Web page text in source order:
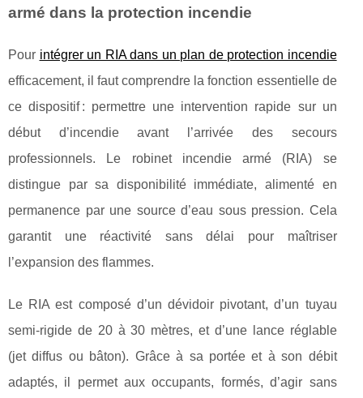
armé dans la protection incendie
Pour intégrer un RIA dans un plan de protection incendie
efficacement, il faut comprendre la fonction essentielle de
ce dispositif : permettre une intervention rapide sur un
début d’incendie avant l’arrivée des secours
professionnels. Le robinet incendie armé (RIA) se
distingue par sa disponibilité immédiate, alimenté en
permanence par une source d’eau sous pression. Cela
garantit une réactivité sans délai pour maîtriser
l’expansion des flammes.
Le RIA est composé d’un dévidoir pivotant, d’un tuyau
semi-rigide de 20 à 30 mètres, et d’une lance réglable
(jet diffus ou bâton). Grâce à sa portée et à son débit
adaptés, il permet aux occupants, formés, d’agir sans